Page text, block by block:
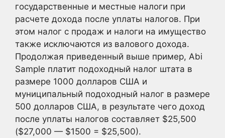
государственные и местные налоги при
расчете дохода после уплаты налогов. При
этом налог с продаж и налоги на имущество
также исключаются из валового дохода.
Продолжая приведенный выше пример, Abi
Sample платит подоходный налог штата в
размере 1000 долларов США и
муниципальный подоходный налог в размере
500 долларов США, в результате чего доход
после уплаты налогов составляет $25,500
($27,000 — $1500 = $25,500).